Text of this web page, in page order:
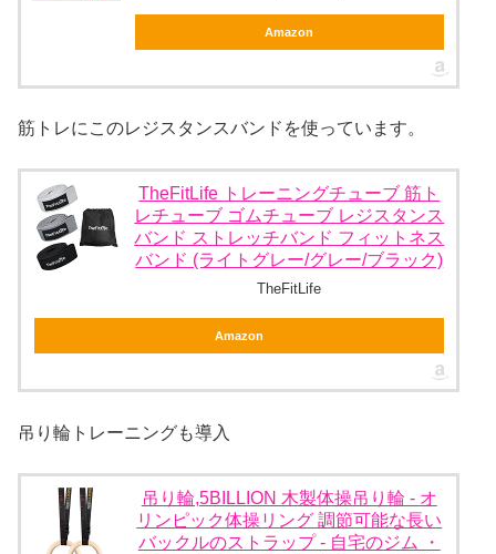
Amazon
筋トレにこのレジスタンスバンドを使っています。
TheFitLife トレーニングチューブ 筋ト
レチューブ ゴムチューブ レジスタンス
バンド ストレッチバンド フィットネス
バンド (ライトグレー/グレー/ブラック)
TheFitLife
Amazon
吊り輪トレーニングも導入
吊り輪,5BILLION 木製体操吊り輪 - オ
リンピック体操リング 調節可能な長い
バックルのストラップ - 自宅のジム ・